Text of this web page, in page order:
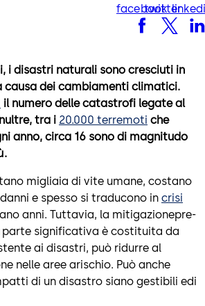
facebook
twitter
i disastri naturali sono cresciuti in
causa dei cambiamenti climatici.
il numero delle catastrofi legate al
tra i 20.000 terremoti che
anno, circa 16 sono di magnitudo
migliaia di vite umane, costano
e spesso si traducono in crisi
anni. Tuttavia, la mitigazionepre-
parte significativa è costituita da
ai disastri, può ridurre al
nelle aree arischio. Può anche
di un disastro siano gestibili edi